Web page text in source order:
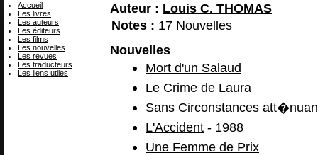
Auteur : Louis C. THOMAS
Notes : 17 Nouvelles
Nouvelles
Mort d'un Salaud
Le Crime de Laura
Sans Circonstances
L'Accident - 1988
Une Femme de Prix
Accueil
Les livres
Les auteurs
Les éditeurs
Les films
Les nouvelles
Les revues
Les traducteurs
Les liens utiles